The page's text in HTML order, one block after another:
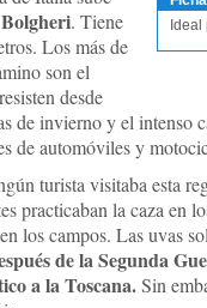
Ideal
. Tiene
Los más de
son el
desde
de invierno y el intenso
de automóviles y
turista visitaba esta
practicaban la caza en
los campos. Las uvas
de la Segunda
a la Toscana.Sin